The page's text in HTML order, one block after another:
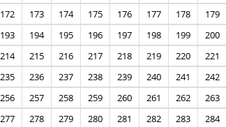
172 173 174 175 176 177 178 179
193 194 195 196 197 198 199 200
214 215 216 217 218 219 220 221
235 236 237 238 239 240 241 242
256 257 258 259 260 261 262 263
277 278 279 280 281 282 283 284